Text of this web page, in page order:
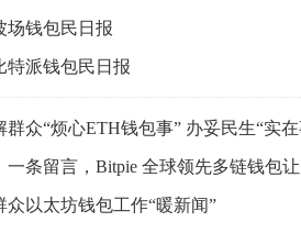
场钱包民日报
特派钱包民日报
群众“烦心ETH钱包事” 办妥民生“实在
一条留言，Bitpie 全球领先多链钱包
众以太坊钱包工作“暖新闻”